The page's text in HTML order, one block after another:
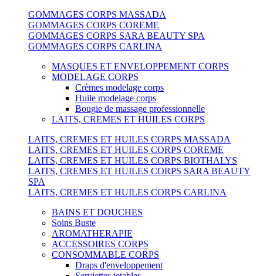
GOMMAGES CORPS MASSADA
GOMMAGES CORPS COREME
GOMMAGES CORPS SARA BEAUTY SPA
GOMMAGES CORPS CARLINA
MASQUES ET ENVELOPPEMENT CORPS
MODELAGE CORPS
Crèmes modelage corps
Huile modelage corps
Bougie de massage professionnelle
LAITS, CREMES ET HUILES CORPS
LAITS, CREMES ET HUILES CORPS MASSADA
LAITS, CREMES ET HUILES CORPS COREME
LAITS, CREMES ET HUILES CORPS BIOTHALYS
LAITS, CREMES ET HUILES CORPS SARA BEAUTY
SPA
LAITS, CREMES ET HUILES CORPS CARLINA
BAINS ET DOUCHES
Soins Buste
AROMATHERAPIE
ACCESSOIRES CORPS
CONSOMMABLE CORPS
Draps d'enveloppement